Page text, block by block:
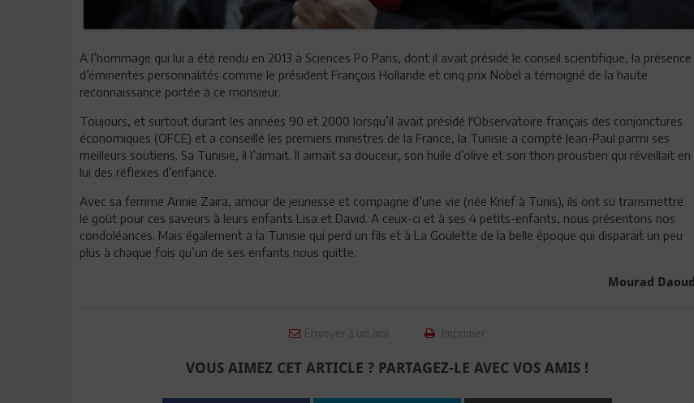
A l’hommage qui lui a été rendu en 2013 à Sciences Po Paris, dont il avait présidé le conseil scientifique, la présence
d’éminentes personnalités comme le président François Hollande et cinq prix Nobel a témoigné de la haute
reconnaissance portée à ce monsieur.
Toujours, et surtout durant les années 90 et 2000 lorsqu’il avait présidé l'Observatoire français des conjonctures
économiques (OFCE) et a conseillé les premiers ministres de la France, la Tunisie a compté Jean-Paul parmi ses
meilleurs soutiens. Sa Tunisie, il l’aimait. Il aimait sa douceur, son huile d’olive et son thon proustien qui réveillait en
lui des réflexes d’enfance.
Avec sa femme Annie Zaira, amour de jeunesse et compagne d’une vie (née Krief à Tunis), ils ont su transmettre
le goût pour ces saveurs à leurs enfants Lisa et David. A ceux-ci et à ses 4 petits-enfants, nous présentons nos
condoléances. Mais également à la Tunisie qui perd un fils et à La Goulette de la belle époque qui disparait un peu
plus à chaque fois qu’un de ses enfants nous quitte.
Mourad Daoud
Envoyer à un ami Imprimer
VOUS AIMEZ CET ARTICLE ? PARTAGEZ-LE AVEC VOS AMIS !